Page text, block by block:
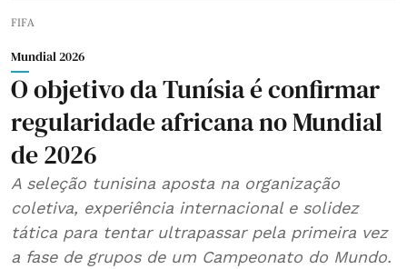
FIFA
Mundial 2026
O objetivo da Tunísia é confirmar
regularidade africana no Mundial
de 2026
A seleção tunisina aposta na organização
coletiva, experiência internacional e solidez
tática para tentar ultrapassar pela primeira vez
a fase de grupos de um Campeonato do Mundo.